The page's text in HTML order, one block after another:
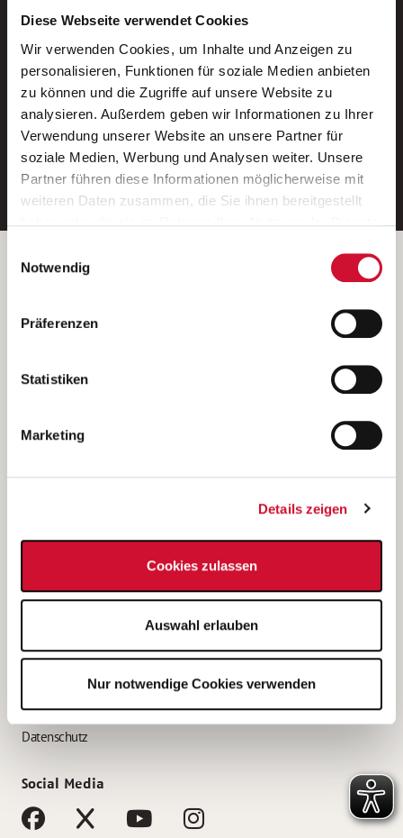
Diese Webseite verwendet Cookies
Wir verwenden Cookies, um Inhalte und Anzeigen zu
personalisieren, Funktionen für soziale Medien anbieten
zu können und die Zugriffe auf unsere Website zu
analysieren. Außerdem geben wir Informationen zu Ihrer
Verwendung unserer Website an unsere Partner für
soziale Medien, Werbung und Analysen weiter. Unsere
Partner führen diese Informationen möglicherweise mit
weiteren Daten zusammen, die Sie ihnen bereitgestellt
Wenn Sie auf „Cookies zulassen“ klicken, so stimmen
Sie der Speicherung sämtlicher Cookies zu. Sie können
Ihre Einwilligung selbstverständlich jederzeit widerrufen,
indem Sie die Cookie-Einstellungen aufrufen und diese
unsererDatenschutzerklärung
Notwendig
Präferenzen
Statistiken
Marketing
Details zeigen
Cookies zulassen
Auswahl erlauben
Nur notwendige Cookies verwenden
Neue Stellen per E-Mail.
Ein kostenloser Service von AWO
Jobs.
E-Mail-Adresse eintragen
Betreiber der Webseite
Kantstraße 45a
(Ein Tochterunternehmen des AWO Bezirksverbandes Unterfranken
e.V.)
Bewerbung als Altenpflegehelfer*in
Bewerbung als Erzieher*in
AWO Gliederungen nach Bundesland
Impressum
Datenschutz
Social Media